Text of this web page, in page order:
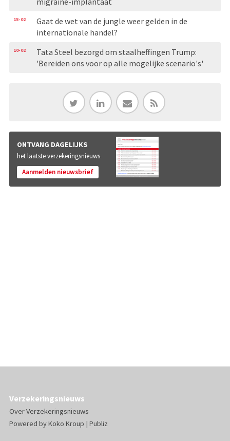
15-02
Gaat de wet van de jungle weer gelden in de
internationale handel?
10-02
Tata Steel bezorgd om staalheffingen Trump:
'Bereiden ons voor op alle mogelijke scenario's'
ONTVANG DAGELIJKS
het laatste verzekeringsnieuws
Aanmelden nieuwsbrief
Verzekeringsnieuws
Over Verzekeringsnieuws
Powered byKoko Kroup | Publiz